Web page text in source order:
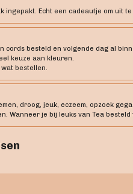
ingepakt. Echt een cadeautje om uit te
cords besteld en volgende dag al
keuze aan kleuren.
bestellen.
droog, jeuk, eczeem, opzoek
Wanneer je bij leuks van Tea